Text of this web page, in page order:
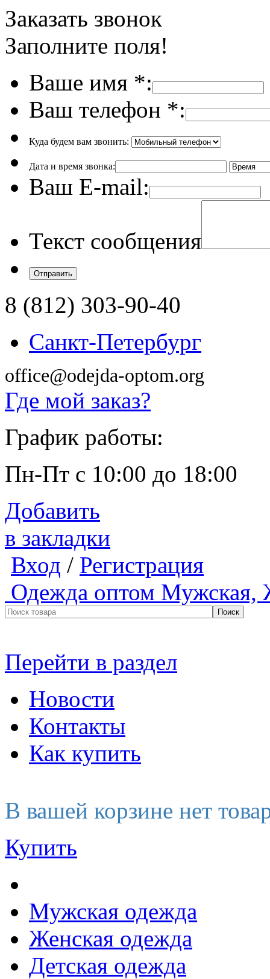
Заказать звонок
Заполните поля!
Ваше имя *:
Ваш телефон *:
Куда будем вам звонить:
Дата и время звонка:
Ваш E-mail:
Текст сообщения
8 (812) 303-90-40
Санкт-Петербург
office@odejda-optom.org
Где мой заказ?
График работы:
Пн-Пт с 10:00 до 18:00
Добавить
в закладки
Вход / Регистрация
Одежда оптом Мужская,
Перейти в раздел
Новости
Контакты
Как купить
В вашей корзине нет
Купить
Мужская одежда
Женская одежда
Детская одежда